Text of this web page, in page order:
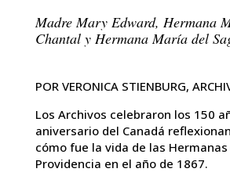
Madre Mary Edward, Hermana
Chantal y Hermana María del
POR VERONICA STIENBURG,
Los Archivos celebraron los 150
aniversario del Canadá
cómo fue la vida de las Hermanas
Providencia en el año de 1867.